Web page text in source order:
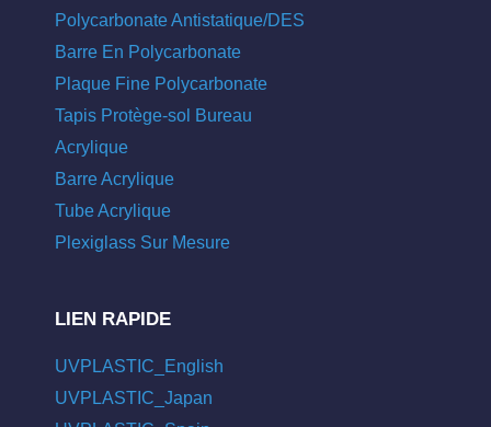
Polycarbonate Antistatique/DES
Barre En Polycarbonate
Plaque Fine Polycarbonate
Tapis Protège-sol Bureau
Acrylique
Barre Acrylique
Tube Acrylique
Plexiglass Sur Mesure
LIEN RAPIDE
UVPLASTIC_English
UVPLASTIC_Japan